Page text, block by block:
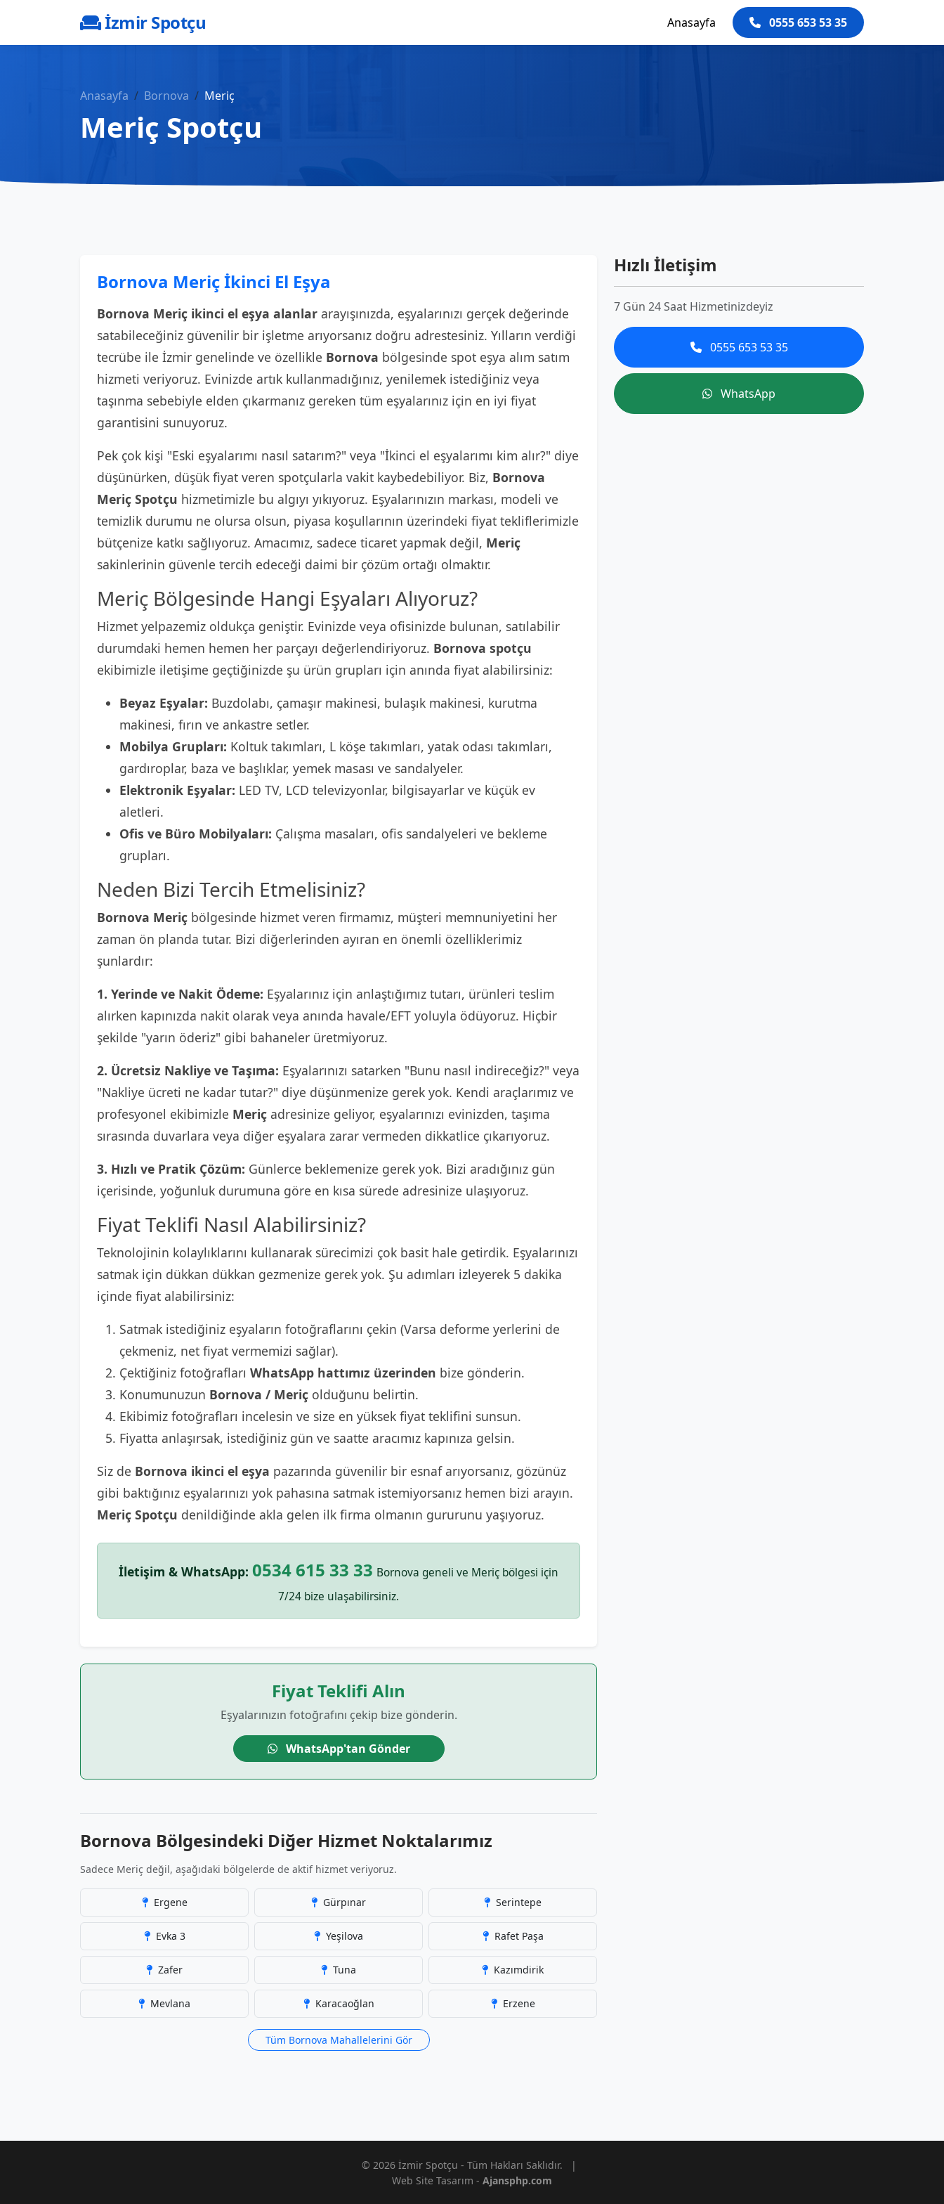
İzmir Spotçu Anasayfa 0555 653 53 35
Anasayfa Bornova Meriç
Meriç Spotçu
Bornova Meriç İkinci El Eşya
Bornova Meriç ikinci el eşya alanlar arayışınızda, eşyalarınızı gerçek değerinde
satabileceğiniz güvenilir bir işletme arıyorsanız doğru adrestesiniz. Yılların verdiği
tecrübe ile İzmir genelinde ve özellikle Bornova bölgesinde spot eşya alım satım
hizmeti veriyoruz. Evinizde artık kullanmadığınız, yenilemek istediğiniz veya
taşınma sebebiyle elden çıkarmanız gereken tüm eşyalarınız için en iyi fiyat
garantisini sunuyoruz.
Pek çok kişi "Eski eşyalarımı nasıl satarım?" veya "İkinci el eşyalarımı kim alır?" diye
düşünürken, düşük fiyat veren spotçularla vakit kaybedebiliyor. Biz, Bornova
Meriç Spotçu hizmetimizle bu algıyı yıkıyoruz. Eşyalarınızın markası, modeli ve
temizlik durumu ne olursa olsun, piyasa koşullarının üzerindeki fiyat tekliflerimizle
bütçenize katkı sağlıyoruz. Amacımız, sadece ticaret yapmak değil, Meriç
sakinlerinin güvenle tercih edeceği daimi bir çözüm ortağı olmaktır.
Meriç Bölgesinde Hangi Eşyaları Alıyoruz?
Hizmet yelpazemiz oldukça geniştir. Evinizde veya ofisinizde bulunan, satılabilir
durumdaki hemen hemen her parçayı değerlendiriyoruz. Bornova spotçu
ekibimizle iletişime geçtiğinizde şu ürün grupları için anında fiyat alabilirsiniz:
Beyaz Eşyalar: Buzdolabı, çamaşır makinesi, bulaşık makinesi, kurutma
makinesi, fırın ve ankastre setler.
Mobilya Grupları: Koltuk takımları, L köşe takımları, yatak odası takımları,
gardıroplar, baza ve başlıklar, yemek masası ve sandalyeler.
Elektronik Eşyalar: LED TV, LCD televizyonlar, bilgisayarlar ve küçük ev
aletleri.
Ofis ve Büro Mobilyaları: Çalışma masaları, ofis sandalyeleri ve bekleme
grupları.
Neden Bizi Tercih Etmelisiniz?
Bornova Meriç bölgesinde hizmet veren firmamız, müşteri memnuniyetini her
zaman ön planda tutar. Bizi diğerlerinden ayıran en önemli özelliklerimiz
şunlardır:
1. Yerinde ve Nakit Ödeme: Eşyalarınız için anlaştığımız tutarı, ürünleri teslim
alırken kapınızda nakit olarak veya anında havale/EFT yoluyla ödüyoruz. Hiçbir
şekilde "yarın öderiz" gibi bahaneler üretmiyoruz.
2. Ücretsiz Nakliye ve Taşıma: Eşyalarınızı satarken "Bunu nasıl indireceğiz?" veya
"Nakliye ücreti ne kadar tutar?" diye düşünmenize gerek yok. Kendi araçlarımız ve
profesyonel ekibimizle Meriç adresinize geliyor, eşyalarınızı evinizden, taşıma
sırasında duvarlara veya diğer eşyalara zarar vermeden dikkatlice çıkarıyoruz.
3. Hızlı ve Pratik Çözüm: Günlerce beklemenize gerek yok. Bizi aradığınız gün
içerisinde, yoğunluk durumuna göre en kısa sürede adresinize ulaşıyoruz.
Fiyat Teklifi Nasıl Alabilirsiniz?
Teknolojinin kolaylıklarını kullanarak sürecimizi çok basit hale getirdik. Eşyalarınızı
satmak için dükkan dükkan gezmenize gerek yok. Şu adımları izleyerek 5 dakika
içinde fiyat alabilirsiniz:
Satmak istediğiniz eşyaların fotoğraflarını çekin (Varsa deforme yerlerini de
çekmeniz, net fiyat vermemizi sağlar).
Çektiğiniz fotoğrafları WhatsApp hattımız üzerinden bize gönderin.
Konumunuzun Bornova / Meriç olduğunu belirtin.
Ekibimiz fotoğrafları incelesin ve size en yüksek fiyat teklifini sunsun.
Fiyatta anlaşırsak, istediğiniz gün ve saatte aracımız kapınıza gelsin.
Siz de Bornova ikinci el eşya pazarında güvenilir bir esnaf arıyorsanız, gözünüz
gibi baktığınız eşyalarınızı yok pahasına satmak istemiyorsanız hemen bizi arayın.
Meriç Spotçu denildiğinde akla gelen ilk firma olmanın gururunu yaşıyoruz.
İletişim & WhatsApp: 0534 615 33 33 Bornova geneli ve Meriç bölgesi için
7/24 bize ulaşabilirsiniz.
Fiyat Teklifi Alın
Eşyalarınızın fotoğrafını çekip bize gönderin.
WhatsApp'tan Gönder
Bornova Bölgesindeki Diğer Hizmet Noktalarımız
Sadece Meriç değil, aşağıdaki bölgelerde de aktif hizmet veriyoruz.
Ergene Gürpınar Serintepe
Evka 3 Yeşilova Rafet Paşa
Zafer Tuna Kazımdirik
Mevlana Karacaoğlan Erzene
Tüm Bornova Mahallelerini Gör
Hızlı İletişim
7 Gün 24 Saat Hizmetinizdeyiz
0555 653 53 35
WhatsApp
© 2026 İzmir Spotçu - Tüm Hakları Saklıdır.
|
Web Site Tasarım - Ajansphp.com